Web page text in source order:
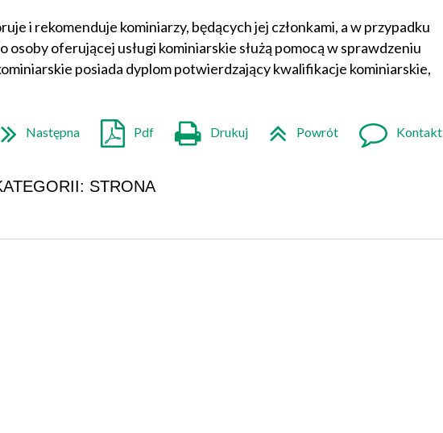
ZAGOSPODAROWANIA
PRZESTRZENNEGO DLA REJONU UL.
PODLEŚNEJ
INWESTYCJE PLANOWANE DO
REALIZACJI
i rekomenduje kominiarzy, będących jej członkami, a w przypadku
oferującej usługi kominiarskie służą pomocą w sprawdzeniu
posiada dyplom potwierdzający kwalifikacje kominiarskie,
Następna Pdf Drukuj Powrót Kontakt
STRONA